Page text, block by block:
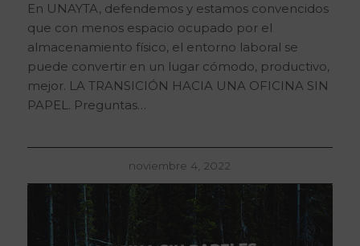
En UNAYTA, defendemos y estamos convencidos
que con menos espacio ocupado por el
almacenamiento físico, el entorno laboral se
puede convertir en un lugar cómodo, productivo,
mejor. LA TRANSICIÓN HACIA UNA OFICINA SIN
PAPEL. Preguntas…
noviembre 4, 2022